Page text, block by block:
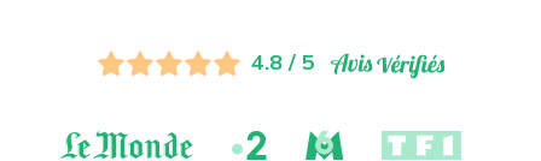
4.8 / 5